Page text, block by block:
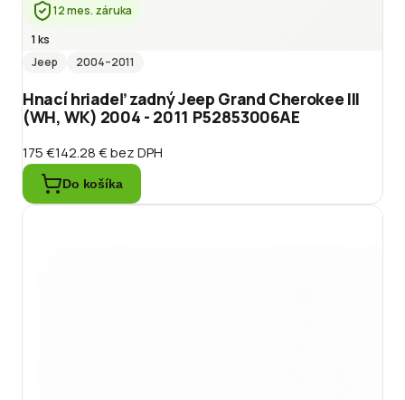
12 mes. záruka
1 ks
Jeep
2004–2011
Hnací hriadeľ zadný Jeep Grand Cherokee III
(WH, WK) 2004 - 2011 P52853006AE
175 €142.28 €bez DPH
Do košíka